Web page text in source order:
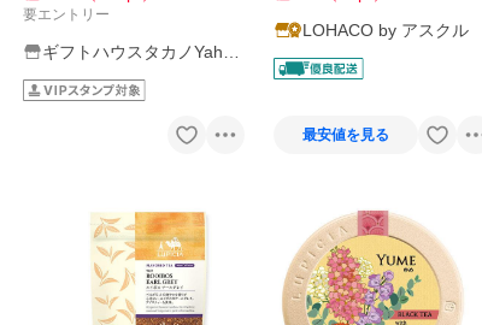
要エントリー
ギフトハウスタカノYaho
o!店
LOHACO by アスクル
最安値を見る